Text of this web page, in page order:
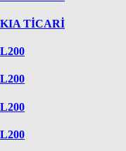
KIA TİCARİ
L200
L200
L200
L200